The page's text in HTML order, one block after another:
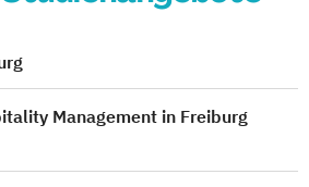
Management in Freiburg